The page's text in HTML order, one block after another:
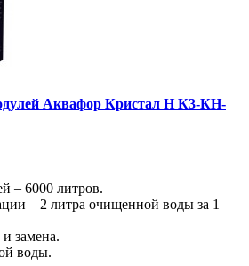
Аквафор Кристал Н К3-КН-
– 6000 литров.
– 2 литра очищенной воды за 1
и замена.
воды.